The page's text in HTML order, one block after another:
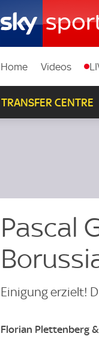
Home Videos
TRANSFER CENTRE
Pascal
Einigung erzielt!
Florian Plettenberg